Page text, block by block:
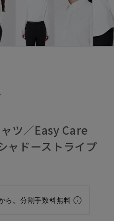
ツ／Easy Care
ドーストライプ
ら。分割手数料無料